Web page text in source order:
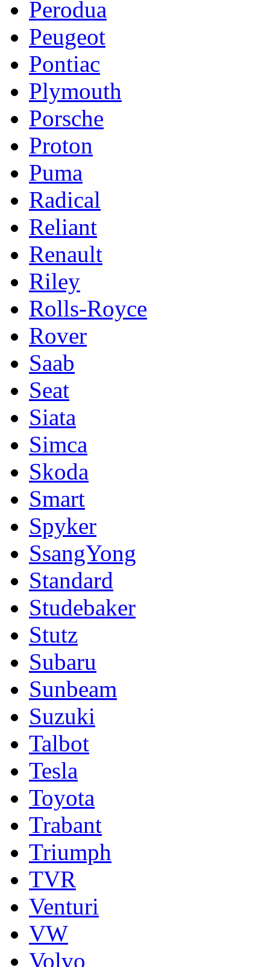
Perodua
Peugeot
Pontiac
Plymouth
Porsche
Proton
Puma
Radical
Reliant
Renault
Riley
Rolls-Royce
Rover
Saab
Seat
Siata
Simca
Skoda
Smart
Spyker
SsangYong
Standard
Studebaker
Stutz
Subaru
Sunbeam
Suzuki
Talbot
Tesla
Toyota
Trabant
Triumph
TVR
Venturi
VW
Volvo